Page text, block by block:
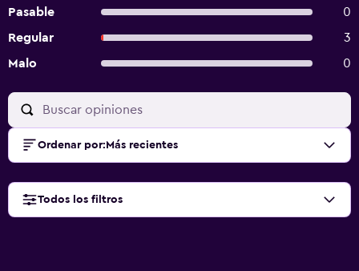
Pasable
0
Regular
3
Malo
0
Ordenar por: Más recientes
Todos los filtros